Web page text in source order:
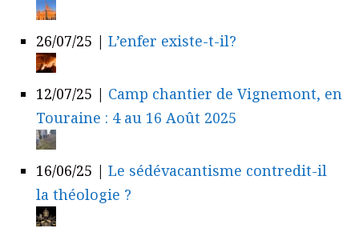
26/07/25 | L’enfer existe-t-il?
12/07/25 | Camp chantier de Vignemont, en
Touraine : 4 au 16 Août 2025
16/06/25 | Le sédévacantisme contredit-il
la théologie ?